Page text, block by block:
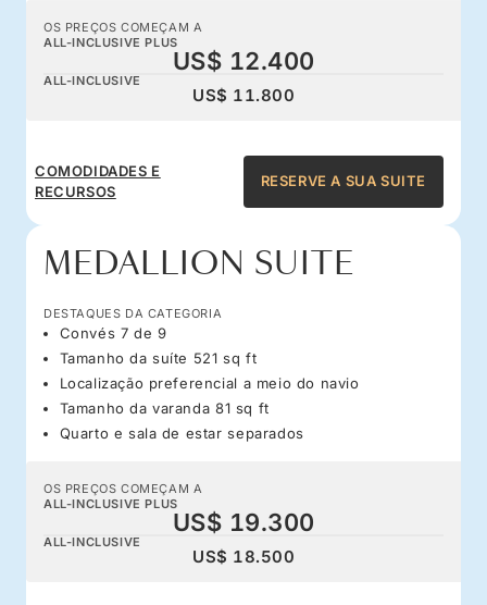
OS PREÇOS COMEÇAM A
ALL-INCLUSIVE PLUS
US$ 12.400
ALL-INCLUSIVE
US$ 11.800
COMODIDADES E
RECURSOS
RESERVE A SUA SUITE
MEDALLION SUITE
DESTAQUES DA CATEGORIA
Convés 7 de 9
Tamanho da suíte 521 sq ft
Localização preferencial a meio do navio
Tamanho da varanda 81 sq ft
Quarto e sala de estar separados
OS PREÇOS COMEÇAM A
ALL-INCLUSIVE PLUS
US$ 19.300
ALL-INCLUSIVE
US$ 18.500